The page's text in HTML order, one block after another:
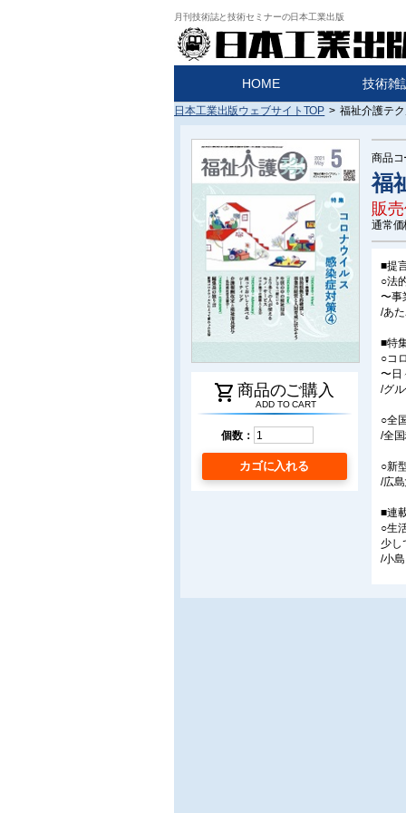
月刊技術誌と技術セミナーの日本工業出版
HOME 技術雑
日本工業出版ウェブサイトTOP > 福祉介護テ
shopping_cart 商品のご購入
ADD TO CART
個数：
カゴに入れる
商品コ
福
販
通常価
■提
○法
〜事
/あ
■特
○コ
〜日
/グ
○全
/全
○新
/広
■連
○生
少し
/小